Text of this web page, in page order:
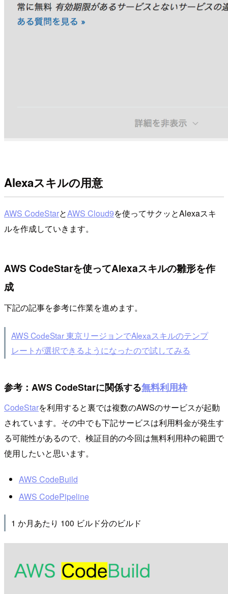
Alexaスキルの用意
AWS CodeStarとAWS Cloud9を使ってサクッとAlexaスキ
ルを作成していきます。
AWS CodeStarを使ってAlexaスキルの雛形を作
成
下記の記事を参考に作業を進めます。
AWS CodeStar 東京リージョンでAlexaスキルのテンプ
レートが選択できるようになったので試してみる
参考：AWS CodeStarに関係する無料利用枠
CodeStarを利用すると裏では複数のAWSのサービスが起動
されています。その中でも下記サービスは利用料金が発生す
る可能性があるので、検証目的の今回は無料利用枠の範囲で
使用したいと思います。
AWS CodeBuild
AWS CodePipeline
1 か月あたり 100 ビルド分のビルド